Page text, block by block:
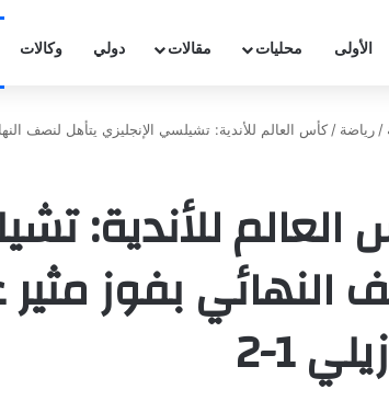
الأولى محليات مقالات دولي وكالات
/ رياضة / كأس العالم للأندية: تشيلسي الإنجليزي يتأهل لنصف
للأندية:
النهائي بفوز
1-2